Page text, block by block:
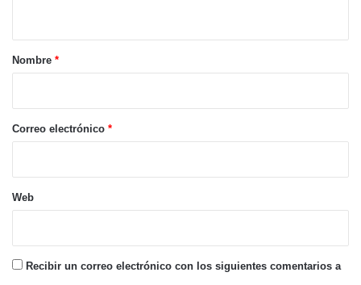
r
*
Nombre *
Correo electrónico *
Web
Recibir un correo electrónico con los siguientes comentarios a